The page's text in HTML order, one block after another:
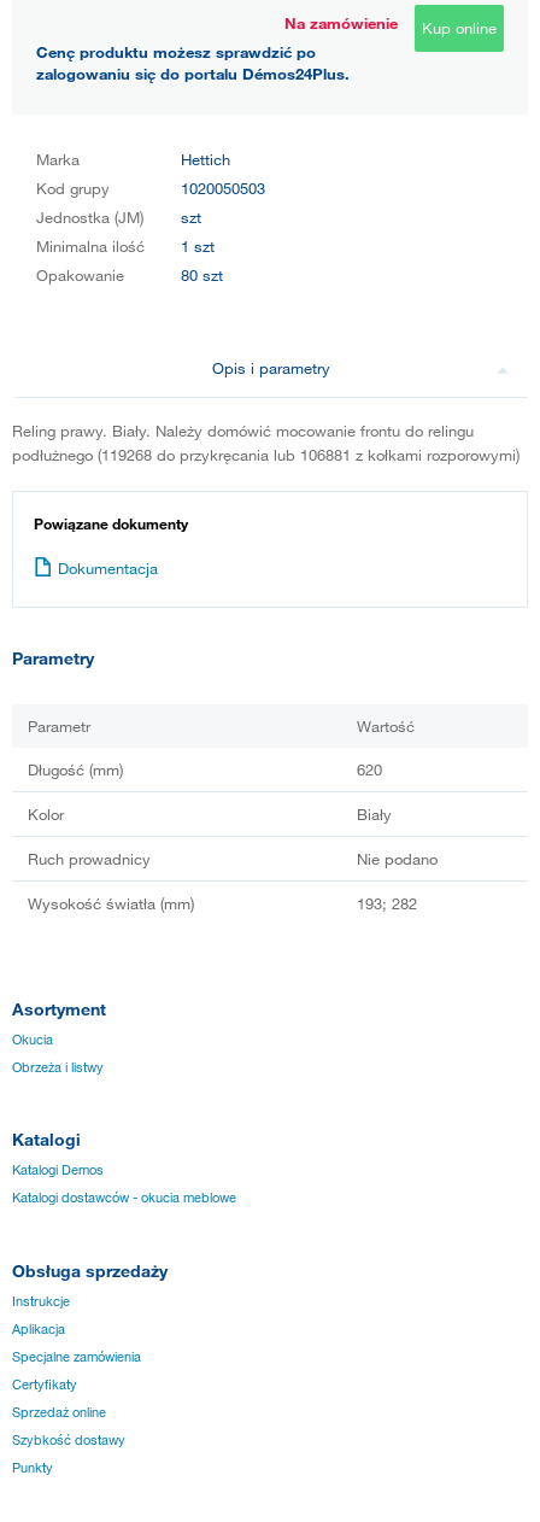
Na zamówienie
Cenę produktu możesz sprawdzić po
zalogowaniu się do portalu Démos24Plus.
Kup online
Marka
Hettich
Kod grupy
1020050503
Jednostka (JM)
szt
Minimalna ilość
1 szt
Opakowanie
80 szt
Opis i parametry
Reling prawy. Biały. Należy domówić mocowanie frontu do relingu
podłużnego (119268 do przykręcania lub 106881 z kołkami rozporowymi)
Powiązane dokumenty
Dokumentacja
Parametry
Parametr Wartość
Długość (mm) 620
Kolor Biały
Ruch prowadnicy Nie podano
Wysokość światła (mm) 193; 282
Asortyment
Okucia
Obrzeża i listwy
Katalogi
Katalogi Demos
Katalogi dostawców - okucia meblowe
Obsługa sprzedaży
Instrukcje
Aplikacja
Specjalne zamówienia
Certyfikaty
Sprzedaż online
Szybkość dostawy
Punkty